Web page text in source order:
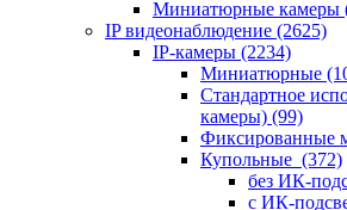
Миниатюрные камеры
IP видеонаблюдение (2625)
IP-камеры (2234)
Миниатюрные
Стандартное
камеры) (99)
Фиксированные
Купольные (372)
без ИК-
с ИК-